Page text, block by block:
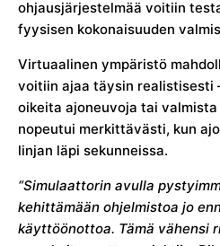
ohjausjärjestelmää voitiin
fyysisen kokonaisuuden
Virtuaalinen ympäristö
voitiin ajaa täysin realistisesti
oikeita ajoneuvoja tai
nopeutui merkittävästi, kun
linjan läpi sekunneissa.
“Simulaattorin avulla
kehittämään ohjelmistoa jo
käyttöönottoa. Tämä vähensi